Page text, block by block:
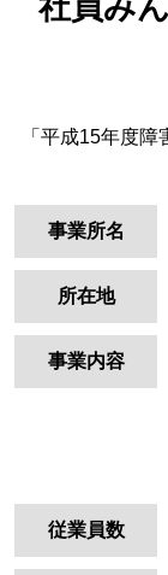
「平成15年度
事業所名
所在地
事業内容
従業員数